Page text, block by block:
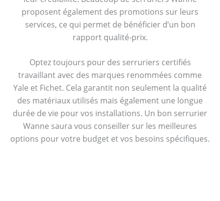
proposent également des promotions sur leurs
services, ce qui permet de bénéficier d’un bon
rapport qualité-prix.
Optez toujours pour des serruriers certifiés
travaillant avec des marques renommées comme
Yale et Fichet. Cela garantit non seulement la qualité
des matériaux utilisés mais également une longue
durée de vie pour vos installations. Un bon serrurier
Wanne saura vous conseiller sur les meilleures
options pour votre budget et vos besoins spécifiques.